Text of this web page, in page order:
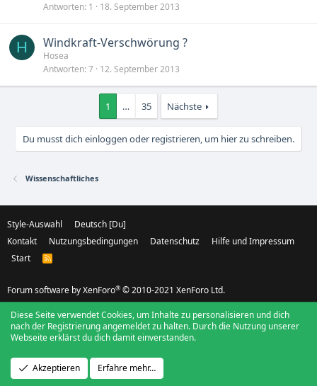
Antworten 1 18. September 2013
H Windkraft-Verschwörung ?
Hosea
Antworten 7 12. September 2013
1 … 35 Nächste
Du musst dich einloggen oder registrieren, um hier zu schreiben.
Wissenschaftliches
Style-Auswahl
Deutsch [Du]
Kontakt
Nutzungsbedingungen Datenschutz
Hilfe und Impressum
Start
R
S
Forum software by XenForo® © 2010-2021 XenForo Ltd.
Diese Seite verwendet Cookies, um Inhalte zu personalisieren und dich
nach der Registrierung angemeldet zu halten. Durch die Nutzung unserer
Webseite erklärst du dich damit einverstanden.
Akzeptieren Erfahre mehr…